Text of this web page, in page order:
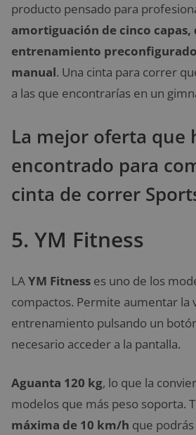
producto pensado para
amortiguación de cinco capas,
entrenamiento
manual. Una cinta para correr
a las que encontrarías en un
La mejor oferta que
encontrado para
cinta de correr
5. YM Fitness
LAYM Fitness es uno de los
compactos. Permite aumentar la
entrenamiento pulsando un
necesario acceder a la pantalla.
Aguanta 120 kg, lo que la
modelos que más peso soporta.
máxima de 10 km/h que